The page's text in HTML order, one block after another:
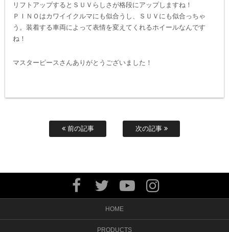
リフトアップするとＳＵＶらしさが格段にアップしますね！
ＰＩＮＯはカワイイクルマにも似合うし、ＳＵＶにも似合っちゃ
う。装着する車両によって表情を変えてくれるホイールなんです
ね！
マスターピースさんありがとうございました！
前の記事 次の記事
HOME
PRODUCTS